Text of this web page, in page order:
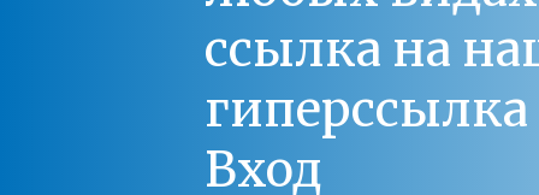
ссылка на
Вход